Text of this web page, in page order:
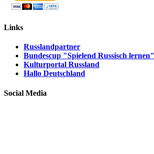
Links
Russlandpartner
Bundescup "Spielend Russisch lernen"
Kulturportal Russland
Hallo Deutschland
Social Media